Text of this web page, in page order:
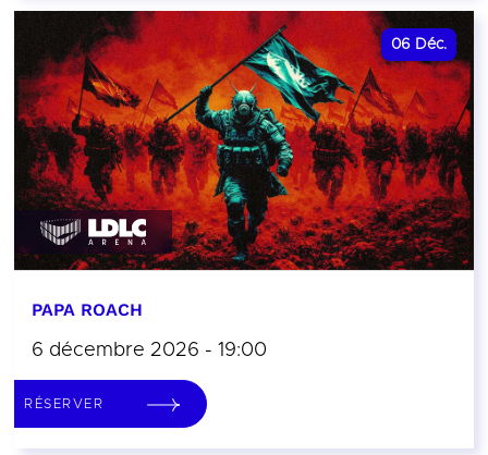
06 Déc.
PAPA ROACH
6 décembre 2026 - 19:00
RÉSERVER